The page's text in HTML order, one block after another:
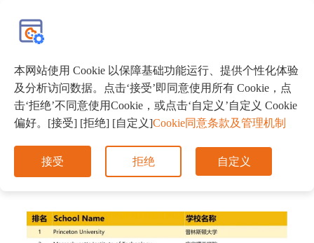
首页 留学百科
发布时间：2024.09.24
本网站使用 Cookie 以保障基础功能运行、提供个性化体验
及分析访问数据。点击‘接受’即同意使用所有 Cookie，点
击‘拒绝’不同意使用Cookie，或点击‘自定义’自定义 Cookie
偏好。[接受] [拒绝] [自定义]Cookie同意条款及管理机制
接受 拒绝 自定义